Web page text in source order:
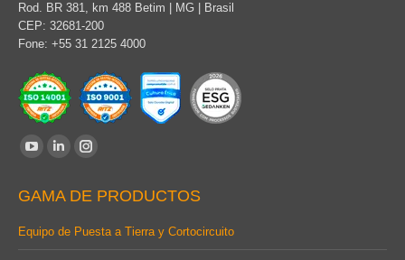
Rod. BR 381, km 488 Betim | MG | Brasil
CEP: 32681-200
Fone: +55 31 2125 4000
Find us on:
opens
in
Linkedin
opens
in
Instagram
opens
in
GAMA DE PRODUCTOS
Equipo de Puesta a Tierra y Cortocircuito